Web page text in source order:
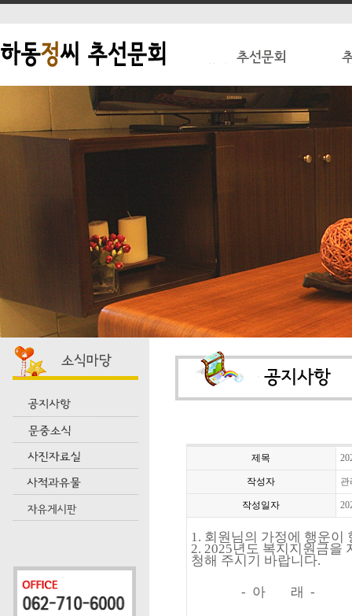
제목
작성자 관
작성일자
1. 회원님의 가정에 행운이
2. 2025년도 복지지원금을
청해 주시기 바랍니다.
- 아 래 -